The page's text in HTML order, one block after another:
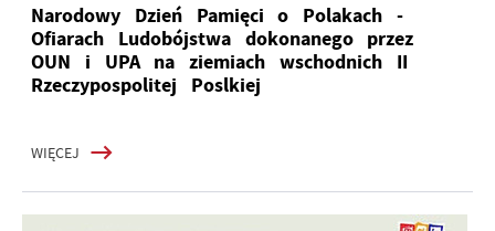
Narodowy Dzień Pamięci o Polakach -
Ofiarach Ludobójstwa dokonanego przez
OUN i UPA na ziemiach wschodnich II
Rzeczypospolitej Poslkiej
WIĘCEJ